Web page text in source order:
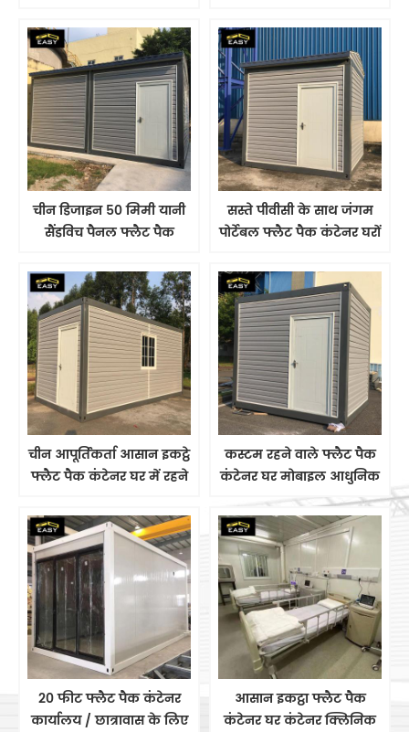
चीन डिजाइन 50 मिमी यानी
सैंडविच पैनल फ्लैट पैक
सस्ते पीवीसी के साथ जंगम
पोर्टेबल फ्लैट पैक कंटेनर घरों
चीन आपूर्तिकर्ता आसान इकट्ठे
फ्लैट पैक कंटेनर घर में रहने
कस्टम रहने वाले फ्लैट पैक
कंटेनर घर मोबाइल आधुनिक
prefab कंटेनर घर
20 फीट फ्लैट पैक कंटेनर
कार्यालय / छात्रावास के लिए
आसान इकट्ठा फ्लैट पैक
कंटेनर घर कंटेनर क्लिनिक